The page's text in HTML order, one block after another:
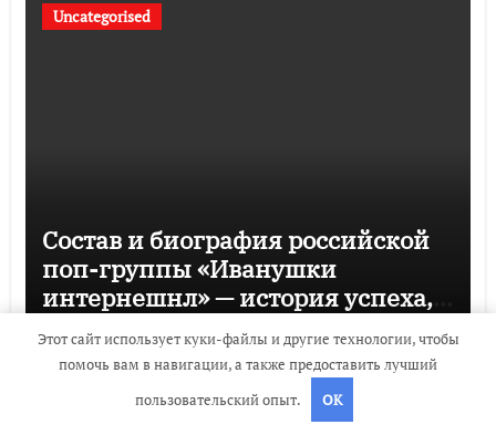
Uncategorised
Состав и биография российской
поп-группы «Иванушки
интернешнл» — история успеха,
музыка и судьбы участников
Этот сайт использует куки-файлы и другие технологии, чтобы
помочь вам в навигации, а также предоставить лучший
пользовательский опыт.
OK